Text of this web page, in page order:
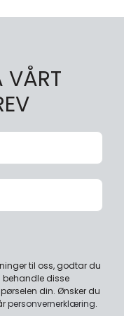
VÅRT
til oss, godtar du
disse
din. Ønsker du
personvernerklæring.